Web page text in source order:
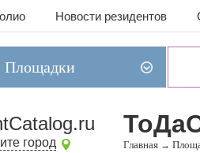
Новости резидентов
Площадки
город Главная →